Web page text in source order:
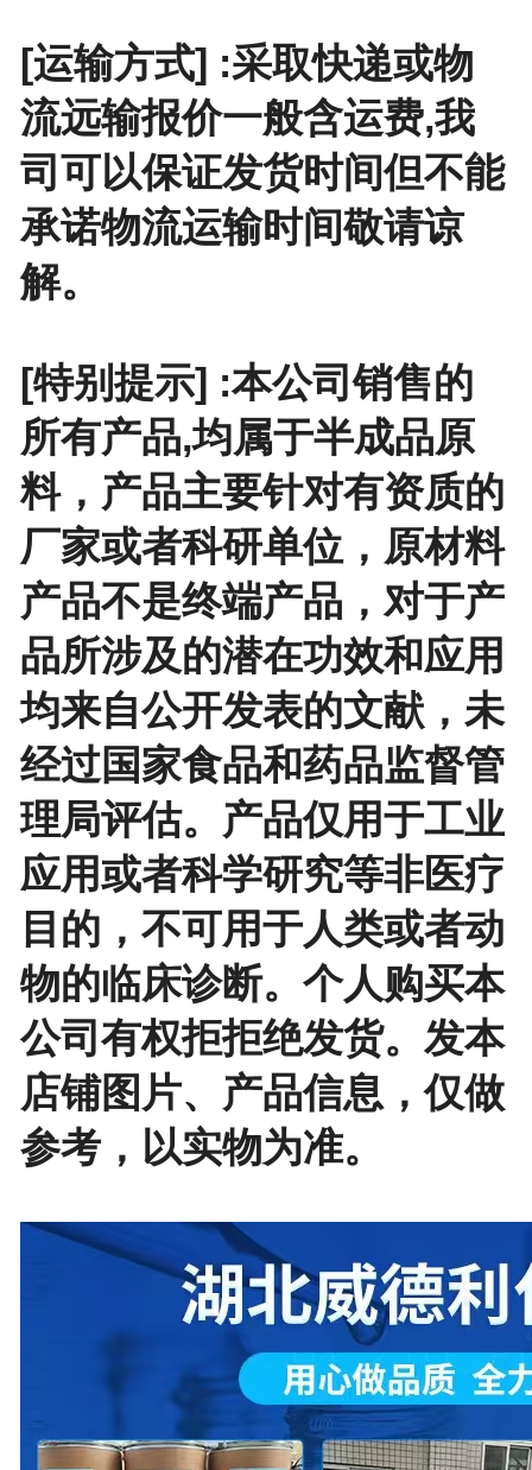
[运输方式] :采取快递或物
流远输报价一般含运费,我
司可以保证发货时间但不能
承诺物流运输时间敬请谅
解。
[特别提示] :本公司销售的
所有产品,均属于半成品原
料，产品主要针对有资质的
厂家或者科研单位，原材料
产品不是终端产品，对于产
品所涉及的潜在功效和应用
均来自公开发表的文献，未
经过国家食品和药品监督管
理局评估。产品仅用于工业
应用或者科学研究等非医疗
目的，不可用于人类或者动
物的临床诊断。个人购买本
公司有权拒拒绝发货。发本
店铺图片、产品信息，仅做
参考，以实物为准。